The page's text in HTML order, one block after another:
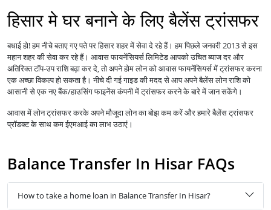
हिसार मे घर बनाने के लिए बैलेंस ट्रांसफर
बधाई हो! हम नीचे बताए गए पते पर हिसार शहर में सेवा दे रहे हैं। हम पिछले जनवरी 2013 से इस
महान शहर की सेवा कर रहे हैं। आवास फायनेंसियर्स लिमिटेड आपको उचित ब्याज दर और
अतिरिक्त टॉप-उप राशि बढ़ा कर दे, तो अपने होम लोन को आवास फायनेंसियर्स में ट्रांसफर करना
एक अच्छा विकल्प हो सकता है। नीचे दी गई गाइड की मदद से आप अपने बैलेंस लोन राशि को
आसानी से एक नए बैंक/हाउसिंग फाइनेंस कंपनी में ट्रांसफर करने के बारे में जान सकेंगे।
आवास मेंलोनट्रांसफर करके अपने मौजूदा लोन का बोझ कम करें और हमारे बैलेंस ट्रांसफर
प्रॉडक्ट के साथ कम ईएमआई का लाभ उठाएं।
Balance Transfer In Hisar FAQs
How to take a home loan in Balance Transfer In Hisar?